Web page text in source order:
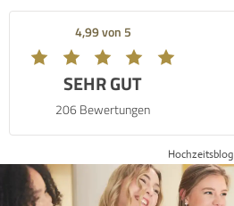
4,99 von 5
SEHR GUT
206 Bewertungen
Hochzeitsblog